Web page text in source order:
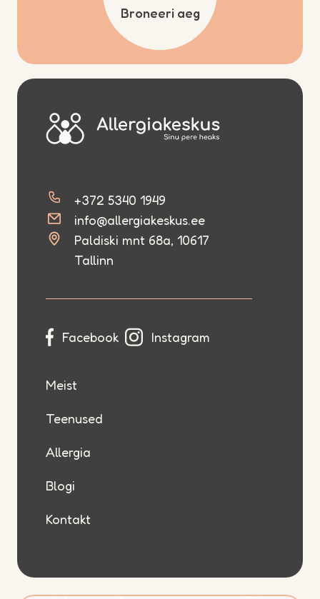
Broneeri aeg
+372 5340 1949
info@allergiakeskus.ee
Paldiski mnt 68a, 10617
Tallinn
Facebook Instagram
Meist
Teenused
Allergia
Blogi
Kontakt